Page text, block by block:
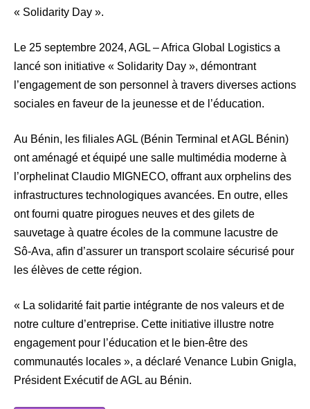
« Solidarity Day ».
Le 25 septembre 2024, AGL – Africa Global Logistics a
lancé son initiative « Solidarity Day », démontrant
l’engagement de son personnel à travers diverses actions
sociales en faveur de la jeunesse et de l’éducation.
Au Bénin, les filiales AGL (Bénin Terminal et AGL Bénin)
ont aménagé et équipé une salle multimédia moderne à
l’orphelinat Claudio MIGNECO, offrant aux orphelins des
infrastructures technologiques avancées. En outre, elles
ont fourni quatre pirogues neuves et des gilets de
sauvetage à quatre écoles de la commune lacustre de
Sô-Ava, afin d’assurer un transport scolaire sécurisé pour
les élèves de cette région.
« La solidarité fait partie intégrante de nos valeurs et de
notre culture d’entreprise. Cette initiative illustre notre
engagement pour l’éducation et le bien-être des
communautés locales », a déclaré Venance Lubin Gnigla,
Président Exécutif de AGL au Bénin.